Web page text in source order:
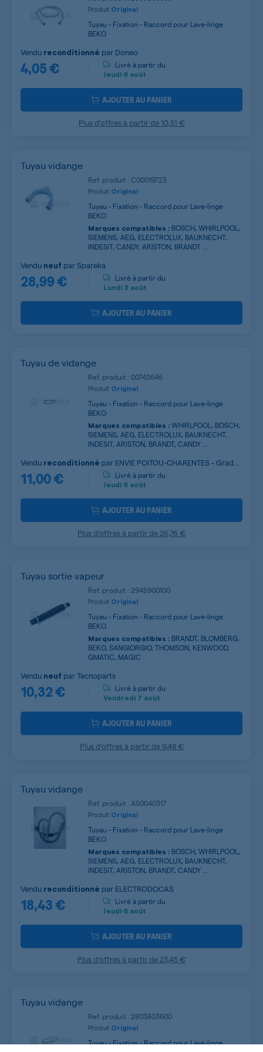
Produit Original
Tuyau - Fixation - Raccord pour Lave-linge
BEKO
4,05 €
Vendu reconditionné par Doneo
Livré à partir du
Jeudi 6 août
AJOUTER AU PANIER
Plus d’offres à partir de10,51 €
Tuyau vidange
Ref. produit : C00019723
Produit Original
Tuyau - Fixation - Raccord pour Lave-linge
BEKO
Marques compatibles : BOSCH, WHIRLPOOL,
SIEMENS, AEG, ELECTROLUX, BAUKNECHT,
INDESIT, CANDY, ARISTON, BRANDT ...
28,99 €
Vendu neuf parSpareka
Livré à partir du
Lundi 3 août
AJOUTER AU PANIER
Tuyau de vidange
Ref. produit : 00743646
Produit Original
Tuyau - Fixation - Raccord pour Lave-linge
BEKO
Marques compatibles : WHIRLPOOL, BOSCH,
SIEMENS, AEG, ELECTROLUX, BAUKNECHT,
INDESIT, ARISTON, BRANDT, CANDY ...
11,00 €
Vendu reconditionné par ENVIE POITOU-CHARENTES - Grade
B
Livré à partir du
Jeudi 6 août
AJOUTER AU PANIER
Plus d’offres à partir de 26,76 €
Tuyau sortie vapeur
Ref. produit : 2945900100
Produit Original
Tuyau - Fixation - Raccord pour Lave-linge
BEKO
Marques compatibles : BRANDT, BLOMBERG,
BEKO, SANGIORGIO, THOMSON, KENWOOD,
GMATIC, MAGIC
10,32 €
Vendu neuf parTecnoparts
Livré à partir du
Vendredi 7 août
AJOUTER AU PANIER
Plus d’offres à partir de 9,48 €
Tuyau vidange
Ref. produit : AS0040317
Produit Original
Tuyau - Fixation - Raccord pour Lave-linge
BEKO
Marques compatibles : BOSCH, WHIRLPOOL,
SIEMENS, AEG, ELECTROLUX, BAUKNECHT,
INDESIT, ARISTON, BRANDT, CANDY ...
18,43 €
Vendu reconditionné par ELECTRODOCAS
Livré à partir du
Jeudi 6 août
AJOUTER AU PANIER
Plus d’offres à partir de 23,45 €
Tuyau vidange
Ref. produit : 2803803600
Produit Original
Tuyau - Fixation - Raccord pour Lave-linge